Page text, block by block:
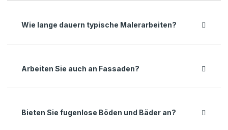
Wie lange dauern typische Malerarbeiten?
Arbeiten Sie auch an Fassaden?
Bieten Sie fugenlose Böden und Bäder an?